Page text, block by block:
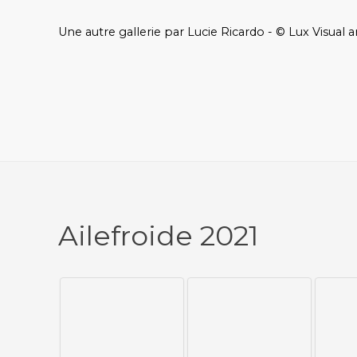
Une autre gallerie par Lucie Ricardo - © Lux Visual
Ailefroide 2021